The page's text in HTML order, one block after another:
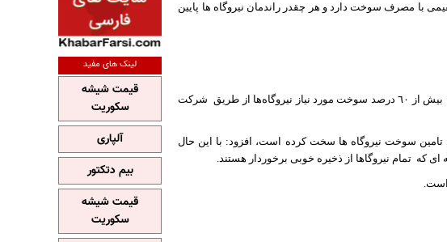
ها ارتباط مستقیمی با مصرف سوخت دارد و هر چقدر راندمان نیروگاه ها پایین
از طریق
شرکت
تامین سوخت نیروگاه ها سخت کرده است، افزود: با این حال
ای که تمام نیروگاها از ذخیره خوبی برخوردار هستند.
است.
لینک های مفید
قیمت شیشه
سکوریت
آلپاری
بیم دتکتور
قیمت شیشه
سکوریت